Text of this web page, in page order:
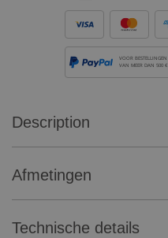
VOOR BESTELLINGEN
VAN MEER DAN 500 €
Description
Afmetingen
Technische details